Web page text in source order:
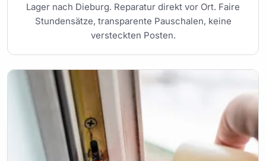
Lager nach Dieburg. Reparatur direkt vor Ort. Faire
Stundensätze, transparente Pauschalen, keine
versteckten Posten.